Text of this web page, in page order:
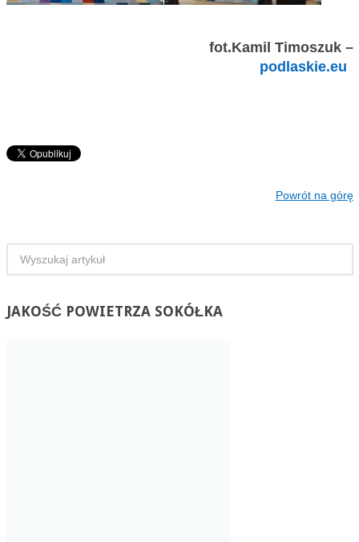
fot.Kamil Timoszuk –
podlaskie.eu
Powrót na górę
JAKOŚĆPOWIETRZA SOKÓŁKA